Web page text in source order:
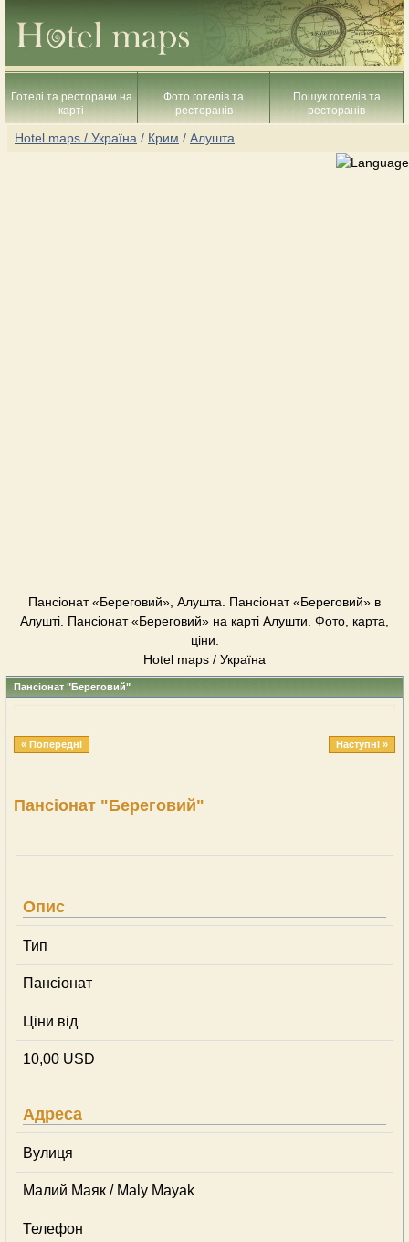
Готелі та ресторани на
карті
Фото готелів та
ресторанів
Пошук готелів та
ресторанів
Hotel maps / Україна / Крим / Алушта
Пансіонат «Береговий», Алушта. Пансіонат «Береговий» в
Алушті. Пансіонат «Береговий» на карті Алушти. Фото, карта,
ціни.
Hotel maps / Україна
Пансіонат "Береговий"
« Попередні Наступні »
Пансіонат "Береговий"
Опис
Тип
Пансіонат
Ціни від
10,00 USD
Адреса
Вулиця
Малий Маяк / Maly Mayak
Телефон